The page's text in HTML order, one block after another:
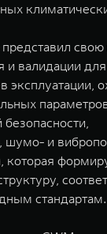
и валидации
эксплуатации,
шумо- и
которая
стандартам.